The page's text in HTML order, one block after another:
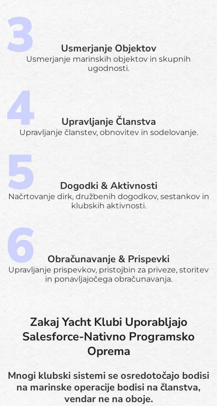
Usmerjanje Objektov
Usmerjanje marinskih objektov in skupnih
ugodnosti.
Upravljanje Članstva
Upravljanje članstev, obnovitev in sodelovanje.
Dogodki & Aktivnosti
Načrtovanje dirk, družbenih dogodkov, sestankov in
klubskih aktivnosti.
Obračunavanje & Prispevki
Upravljanje prispevkov, pristojbin za priveze, storitev
in ponavljajočega obračunavanja.
Zakaj Yacht Klubi Uporabljajo
Salesforce-Nativno Programsko
Oprema
Mnogi klubski sistemi se osredotočajo bodisi
na marinske operacije bodisi na članstva,
vendar ne na oboje.